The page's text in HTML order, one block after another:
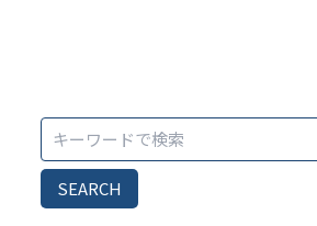
SEARCH